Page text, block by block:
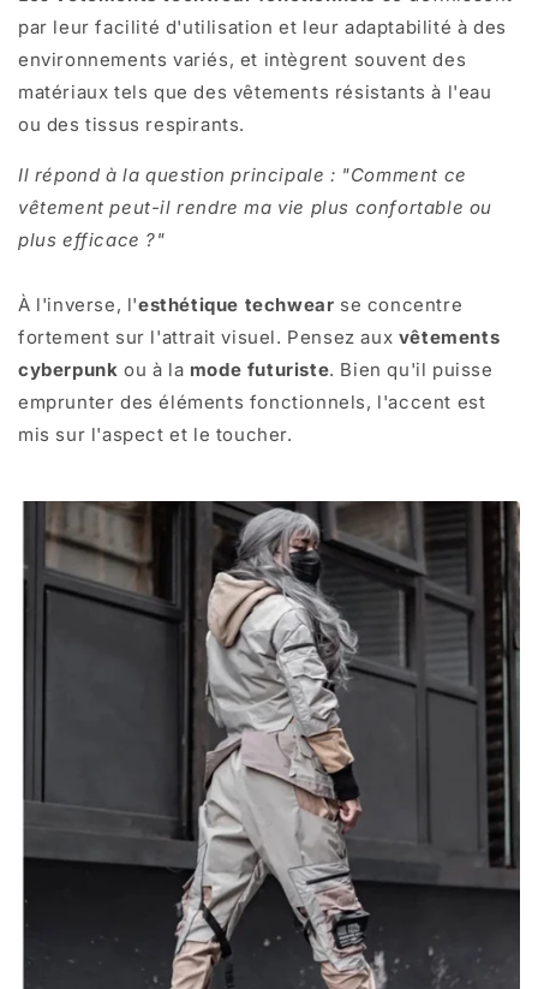
par leur facilité d'utilisation et leur adaptabilité à des
environnements variés, et intègrent souvent des
matériaux tels que des vêtements résistants à l'eau
ou des tissus respirants.
Il répond à la question principale : "Comment ce
vêtement peut-il rendre ma vie plus confortable ou
plus efficace ?"
À l'inverse, l'esthétique techwear se concentre
fortement sur l'attrait visuel. Pensez aux vêtements
cyberpunk ou à la mode futuriste. Bien qu'il puisse
emprunter des éléments fonctionnels, l'accent est
mis sur l'aspect et le toucher.